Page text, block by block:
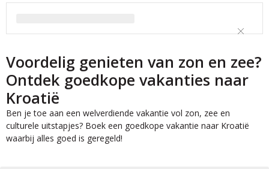
Voordelig genieten van zon en zee?
Ontdek goedkope vakanties naar
Kroatië
Ben je toe aan een welverdiende vakantie vol zon, zee en
culturele uitstapjes? Boek een goedkope vakantie naar Kroatië
waarbij alles goed is geregeld!